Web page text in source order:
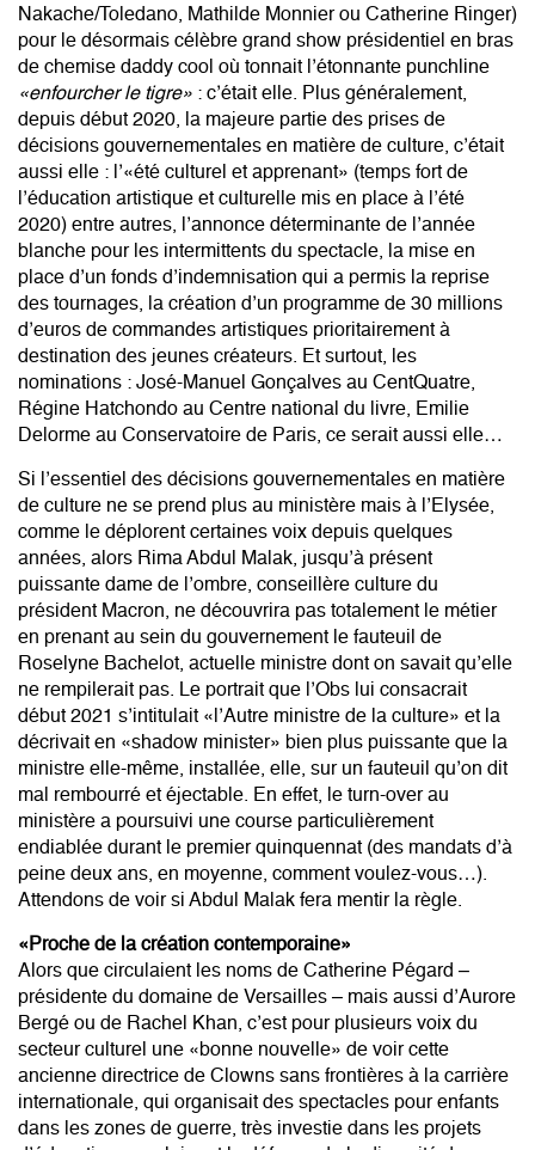
Nakache/Toledano, Mathilde Monnier ou Catherine Ringer)
pour le désormais célèbre grand show présidentiel en bras
de chemise daddy cool où tonnait l’étonnante punchline
«enfourcher le tigre» : c’était elle. Plus généralement,
depuis début 2020, la majeure partie des prises de
décisions gouvernementales en matière de culture, c’était
aussi elle : l’«été culturel et apprenant» (temps fort de
l’éducation artistique et culturelle mis en place à l’été
2020) entre autres, l’annonce déterminante de l’année
blanche pour les intermittents du spectacle, la mise en
place d’un fonds d’indemnisation qui a permis la reprise
des tournages, la création d’un programme de 30 millions
d’euros de commandes artistiques prioritairement à
destination des jeunes créateurs. Et surtout, les
nominations : José-Manuel Gonçalves au CentQuatre,
Régine Hatchondo au Centre national du livre, Emilie
Delorme au Conservatoire de Paris, ce serait aussi elle…
Si l’essentiel des décisions gouvernementales en matière
de culture ne se prend plus au ministère mais à l’Elysée,
comme le déplorent certaines voix depuis quelques
années, alors Rima Abdul Malak, jusqu’à présent
puissante dame de l’ombre, conseillère culture du
président Macron, ne découvrira pas totalement le métier
en prenant au sein du gouvernement le fauteuil de
Roselyne Bachelot, actuelle ministre dont on savait qu’elle
ne rempilerait pas. Le portrait que l’Obs lui consacrait
début 2021 s’intitulait «l’Autre ministre de la culture» et la
décrivait en «shadow minister» bien plus puissante que la
ministre elle-même, installée, elle, sur un fauteuil qu’on dit
mal rembourré et éjectable. En effet, le turn-over au
ministère a poursuivi une course particulièrement
endiablée durant le premier quinquennat (des mandats d’à
peine deux ans, en moyenne, comment voulez-vous…).
Attendons de voir si Abdul Malak fera mentir la règle.
«Proche de la création contemporaine»
Alors que circulaient les noms de Catherine Pégard –
présidente du domaine de Versailles – mais aussi d’Aurore
Bergé ou de Rachel Khan, c’est pour plusieurs voix du
secteur culturel une «bonne nouvelle» de voir cette
ancienne directrice de Clowns sans frontières à la carrière
internationale, qui organisait des spectacles pour enfants
dans les zones de guerre, très investie dans les projets